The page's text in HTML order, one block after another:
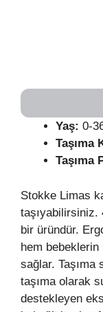
Yaş: 0-
Taşıma
Taşıma
Stokke Limas
taşıyabilirsiniz.
bir üründür.
hem
sağlar.
taşıma olarak
destekleyen